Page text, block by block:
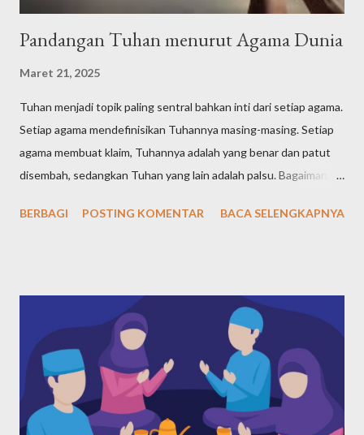
Pandangan Tuhan menurut Agama Dunia
Maret 21, 2025
Tuhan menjadi topik paling sentral bahkan inti dari setiap agama.
Setiap agama mendefinisikan Tuhannya masing-masing. Setiap
agama membuat klaim, Tuhannya adalah yang benar dan patut
disembah, sedangkan Tuhan yang lain adalah palsu. Bagaimana
Yahudi (Yudaisme) Meski ajaran Yahudi telah diajarkan sejak Nabi
1527-1407 SM. Maka, dari agama-agama samawi, Yahudi adalah
agama pertama menurut urutan waktunya. Bagaimana Nabi
Musa mendefiniskan dan mengajarkan ketuhanan kepada
kaumnya? Nabi Musa dengan tegas menyatakan bahwa Tuhan
adalah Yang Maha Esa. Pernyataan yang paling terkenal tentang
keesaan Tuhan dalam ajaran Musa ada dalam Ulangan 6:4, yang
BERBAGI POSTING KOMENTAR BACA SELENGKAPNYA